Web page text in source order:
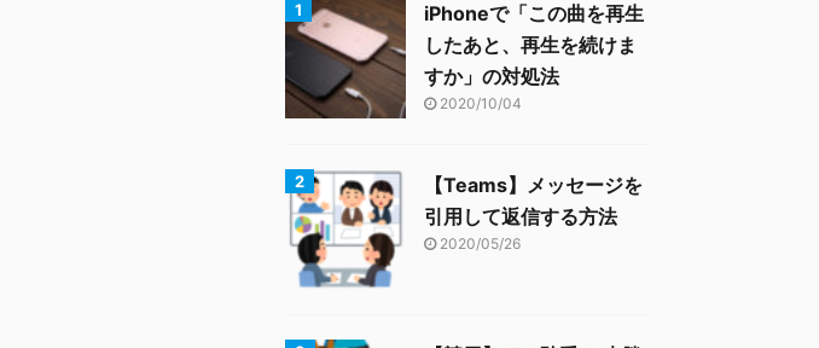
iPhoneで「この曲を再生
したあと、再生を続けま
すか」の対処法
2020/10/04
【Teams】メッセージを
引用して返信する方法
2020/05/26